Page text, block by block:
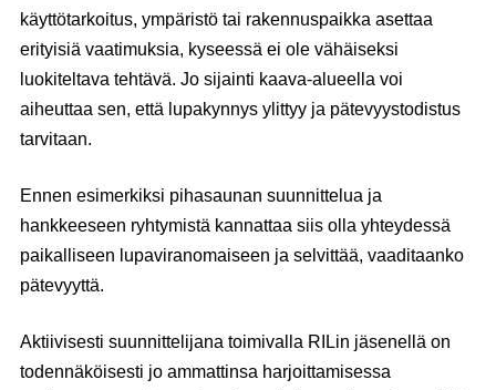
käyttötarkoitus, ympäristö tai rakennuspaikka asettaa
erityisiä vaatimuksia, kyseessä ei ole vähäiseksi
luokiteltava tehtävä. Jo sijainti kaava-alueella voi
aiheuttaa sen, että lupakynnys ylittyy ja pätevyystodistus
tarvitaan.
Ennen esimerkiksi pihasaunan suunnittelua ja
hankkeeseen ryhtymistä kannattaa siis olla yhteydessä
paikalliseen lupaviranomaiseen ja selvittää, vaaditaanko
pätevyyttä.
Aktiivisesti suunnittelijana toimivalla RILin jäsenellä on
todennäköisesti jo ammattinsa harjoittamisessa